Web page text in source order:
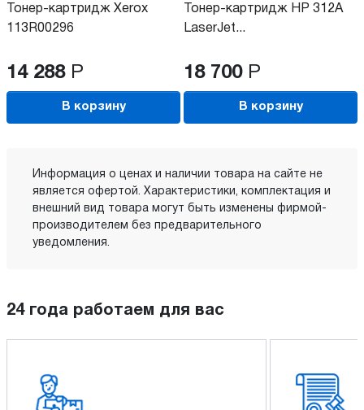
Тонер-картридж Xerox
113R00296
14 288 Р
В корзину
Тонер-картридж HP 312A
LaserJet...
18 700 Р
В корзину
Информация о ценах и наличии товара на сайте не
является офертой. Характеристики, комплектация и
внешний вид товара могут быть изменены фирмой-
производителем без предварительного
уведомления.
24 года работаем для вас